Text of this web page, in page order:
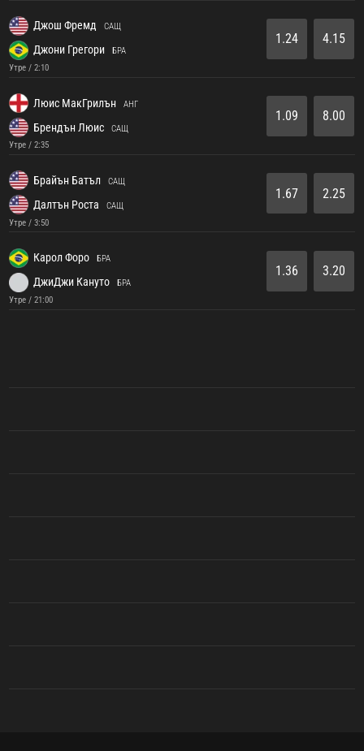
Джош Фремд САЩ
Джони Грегори
БРА
Утре / 2:10
1.24 4.15
Люис МакГрилън АНГ
Брендън Люис
САЩ
Утре / 2:35
1.09 8.00
Брайън Батъл САЩ
Далтън Роста
САЩ
Утре / 3:50
1.67 2.25
Карол Форо БРА
ДжиДжи Кануто
БРА
Утре / 21:00
1.36 3.20